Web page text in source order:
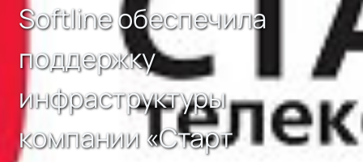
Softline обеспечила
поддержку
инфраструктуры
компании «Старт